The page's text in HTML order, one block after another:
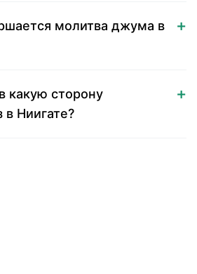
молитва джума в
какую сторону
в Ниигате?